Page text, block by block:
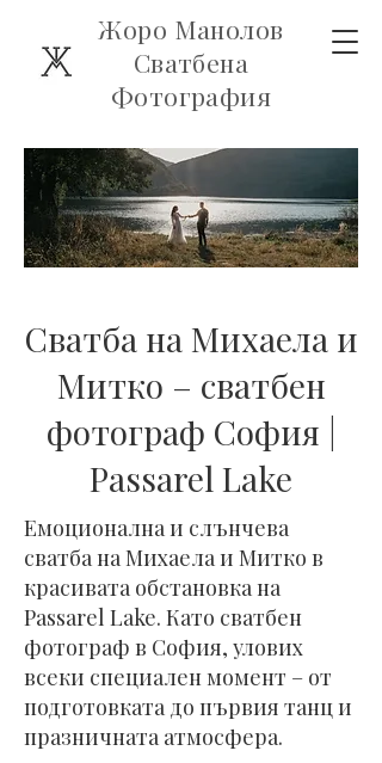
Жоро Манолов
Сватбена
Фотография
Сватба на Михаела и
Митко – сватбен
фотограф София |
Passarel Lake
Емоционална и слънчева
сватба на Михаела и Митко в
красивата обстановка на
Passarel Lake. Като сватбен
фотограф в София, улових
всеки специален момент – от
подготовката до първия танц и
празничната атмосфера.